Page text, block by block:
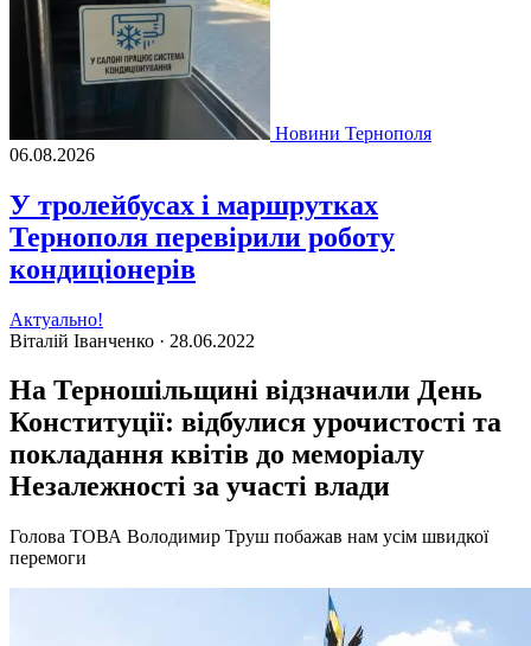
Новини Тернополя
06.08.2026
У тролейбусах і маршрутках
Тернополя перевірили роботу
кондиціонерів
Актуально!
Віталій Іванченко · 28.06.2022
На Терношільщині відзначили День
Конституції: відбулися урочистості та
покладання квітів до меморіалу
Незалежності за участі влади
Голова ТОВА Володимир Труш побажав нам усім швидкої
перемоги